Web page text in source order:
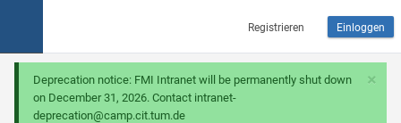
Registrieren Einloggen
×
Deprecation notice: FMI Intranet will be permanently shut down
on December 31, 2026. Contact intranet-
deprecation@camp.cit.tum.de